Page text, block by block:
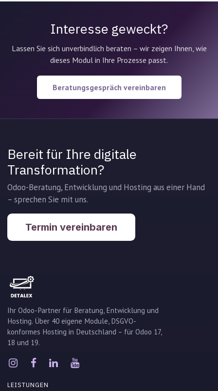
Interesse geweckt?
Lassen Sie sich unverbindlich beraten – wir zeigen Ihnen, wie
dieses Modul in Ihre Prozesse passt.
Beratungsgespräch vereinbaren
Bereit für Ihre digitale
Transformation?
Odoo-Beratung, Entwicklung und Hosting aus einer Hand
– sprechen Sie mit uns.
Termin vereinbaren
Ihr Odoo-Partner für Beratung, Entwicklung und
Hosting. Über 40 eigene Module, DSGVO-
konformes Hosting in Deutschland – für Odoo 17,
18 und 19.
LEISTUNGEN